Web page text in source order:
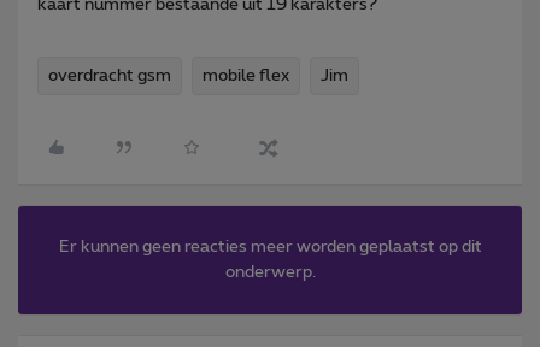
kaart nummer bestaande uit 19 karakters?
overdracht gsm mobile flex Jim
Er kunnen geen reacties meer worden geplaatst op dit
onderwerp.